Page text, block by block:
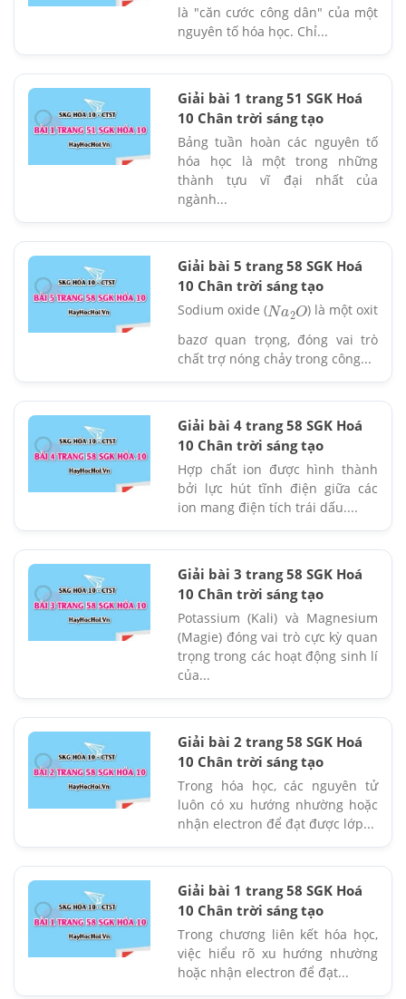
là "căn cước công dân" của một
nguyên tố hóa học. Chỉ...
Giải bài 1 trang 51 SGK Hoá
10 Chân trời sáng tạo
Bảng tuần hoàn các nguyên tố
hóa học là một trong những
thành tựu vĩ đại nhất của
ngành...
Giải bài 5 trang 58 SGK Hoá
10 Chân trời sáng tạo
Sodium oxide (Na2O) là một oxit
bazơ quan trọng, đóng vai trò
chất trợ nóng chảy trong công...
Giải bài 4 trang 58 SGK Hoá
10 Chân trời sáng tạo
Hợp chất ion được hình thành
bởi lực hút tĩnh điện giữa các
ion mang điện tích trái dấu....
Giải bài 3 trang 58 SGK Hoá
10 Chân trời sáng tạo
Potassium (Kali) và Magnesium
(Magie) đóng vai trò cực kỳ quan
trọng trong các hoạt động sinh lí
của...
Giải bài 2 trang 58 SGK Hoá
10 Chân trời sáng tạo
Trong hóa học, các nguyên tử
luôn có xu hướng nhường hoặc
nhận electron để đạt được lớp...
Giải bài 1 trang 58 SGK Hoá
10 Chân trời sáng tạo
Trong chương liên kết hóa học,
việc hiểu rõ xu hướng nhường
hoặc nhận electron để đạt...